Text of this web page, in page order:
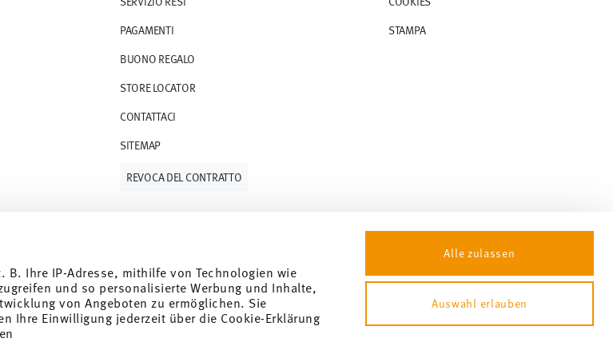
Ihre IP-Adresse, mithilfe von Technologien wie
und so personalisierte Werbung und Inhalte,
von Angeboten zu ermöglichen. Sie
Ihre Einwilligung jederzeit über die Cookie-Erklärung
Alle zulassen
Auswahl erlauben
CHF. Per ordini
visualizzare i tempi
in Italia.
vostro pacco verrà
PAGAMENTI
BUONO REGALO
STORE LOCATOR
CONTATTACI
SITEMAP
STAMPA
REVOCA DEL CONTRATTO